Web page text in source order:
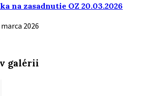
na zasadnutie OZ 20.03.2026
marca 2026
galérii